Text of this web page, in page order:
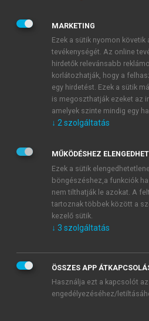
JELSZÓ
JELSZÓ ÚJRA
Kérek értesítést a MeRSZ
Kérek értesítést az Akadémiai
Adatkezelési tájékoztatóban
veszem és elfogadom.
Általános vásárlási
mersz.huoldalak
tudomásul veszem és
MARKETING
Ezek a sütik nyomon
tevékenységét. Az online
hirdetők relevánsabb
korlátozhatják, hogy a
egy hirdetést. Ezek a sütik
is megoszthatják ezeket az
amelyek szinte mindig egy
↓ 2 szolgáltatás
MŰKÖDÉSHEZ
Ezek a sütik
böngészéshez,a funkciók
nem tilthatják le azokat. A
tartoznak többek között a
kezelő sütik.
↓ 3 szolgáltatás
ÖSSZES APP
Használja ezt a kapcsolót
engedélyezéséhez/